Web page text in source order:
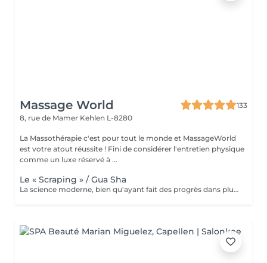
Massage World
133
8, rue de Mamer Kehlen L-8280
La Massothérapie c'est pour tout le monde et MassageWorld
est votre atout réussite ! Fini de considérer l'entretien physique
comme un luxe réservé à ...
Le « Scraping » / Gua Sha
La science moderne, bien qu'ayant fait des progrès dans plusieurs domaines: alimentaires, médical, psychologique... ne règle malheureusement pas encore tout ce dont l'être humain a besoin. C'est pour cette raison que nous nous tournons parfois vers le monde asiatique afin de dénicher certaines techniques ancestrales reconnues pour leurs bienfaits. L'une de ses tendances n'est autre que le massage « Gua Sha » popularisé par les célébrités et sportifs américains. Cette thérapie asiatique aide à soulager la douleur, nourrir la peau et même à faire une désintox totale de votre corps sans pour autant exploser votre budget. Le mot « Gua » signifie « gratter », le mot « Sha » quant à lui a plusieurs significations dépendant bien évidemment du contexte souhaité. Puisque c'est le coté médical qui nous intéresse, le mot « Sha » signifie déchets métaboliques pouvant dérégler le bon fonctionnement du flux sangin et énergétique, provoquant ainsi d'importantes douleurs. Nous pouvons donc traduire le terme « Gua Sha » par racler les toxines. Ce massage se fait à l'aide d'un outil aux bordures lisses. Loin d'être d'être un simple massage, le « Gua Sha » se rapproche d'avantage d'une désintoxication du corps par l'élimination des déchets et toxines, permettant ainsi la création de nouvelles cellules plus saines. Nous parlerons donc de régénération cellulaire. La plupart des scientifiques sont d'accords sur le fait que le Massage « Gua Sha » soulage les patients de façon rapide et effic